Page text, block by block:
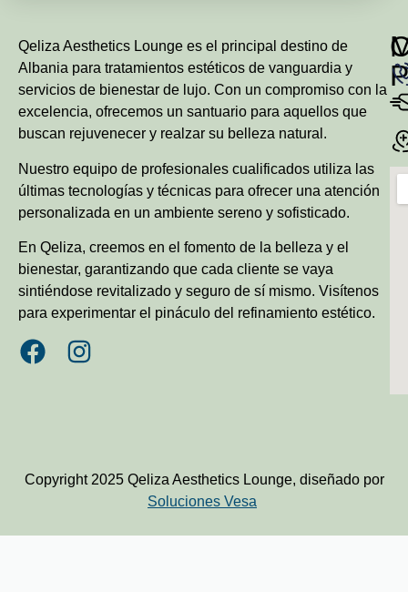
Qeliza Aesthetics Lounge es el principal destino de
Albania para tratamientos estéticos de vanguardia y
servicios de bienestar de lujo. Con un compromiso con la
excelencia, ofrecemos un santuario para aquellos que
buscan rejuvenecer y realzar su belleza natural.
Nuestro equipo de profesionales cualificados utiliza las
últimas tecnologías y técnicas para ofrecer una atención
personalizada en un ambiente sereno y sofisticado.
En Qeliza, creemos en el fomento de la belleza y el
bienestar, garantizando que cada cliente se vaya
sintiéndose revitalizado y seguro de sí mismo. Visítenos
para experimentar el pináculo del refinamiento estético.
Copyright 2025 Qeliza Aesthetics Lounge, diseñado por
Soluciones Vesa